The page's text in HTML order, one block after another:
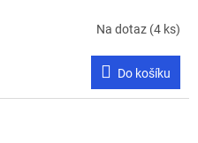
Na dotaz (4 ks)
Do košíku